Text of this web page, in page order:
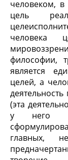
человеком,
цель
человека
философии,
является
целей, а
(эта
у него
главных,